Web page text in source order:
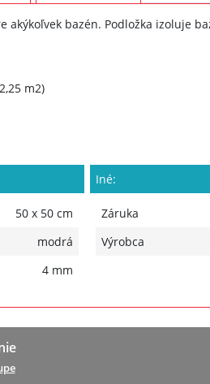
akýkoľvek bazén. Podložka izoluje
m2)
50 x 50 cm
modrá
4 mm
Iné:
Záruka
Výrobca